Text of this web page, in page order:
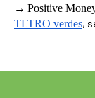
→ Positive
TLTRO verdes,